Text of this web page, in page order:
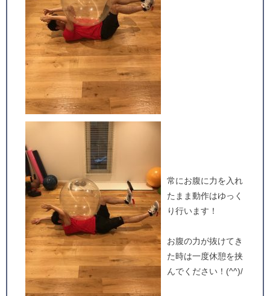
常にお腹に力を入れ
たまま動作はゆっく
り行います！
お腹の力が抜けてき
た時は一度休憩を挟
んでください！(^^)/